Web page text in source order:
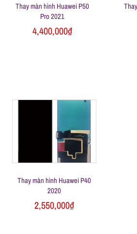
Thay màn hình Huawei P50
Pro 2021
4,400,000₫
Thay màn hình Huawei P40
2020
2,550,000₫